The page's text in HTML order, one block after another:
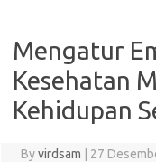
Mengatur
Kesehatan
Kehidupan
Byvirdsam 27